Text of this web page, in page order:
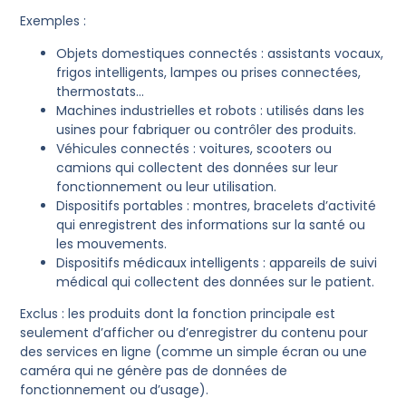
Exemples :
Objets domestiques connectés : assistants vocaux,
frigos intelligents, lampes ou prises connectées,
thermostats…
Machines industrielles et robots : utilisés dans les
usines pour fabriquer ou contrôler des produits.
Véhicules connectés : voitures, scooters ou
camions qui collectent des données sur leur
fonctionnement ou leur utilisation.
Dispositifs portables : montres, bracelets d’activité
qui enregistrent des informations sur la santé ou
les mouvements.
Dispositifs médicaux intelligents : appareils de suivi
médical qui collectent des données sur le patient.
Exclus : les produits dont la fonction principale est
seulement d’afficher ou d’enregistrer du contenu pour
des services en ligne (comme un simple écran ou une
caméra qui ne génère pas de données de
fonctionnement ou d’usage).